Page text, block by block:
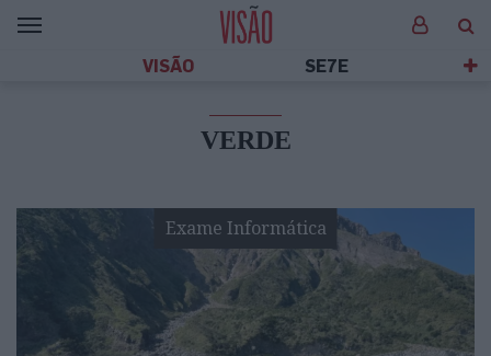
VISÃO SE7E
VERDE
Exame Informática